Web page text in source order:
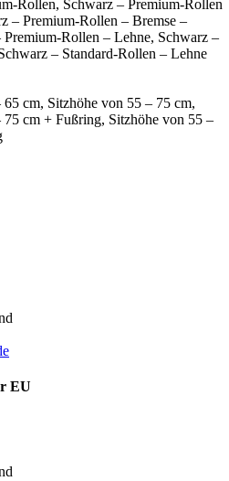
Rollen, Schwarz – Premium-Rollen
– Premium-Rollen – Bremse –
Rollen – Lehne, Schwarz –
– Standard-Rollen – Lehne
cm, Sitzhöhe von 55 – 75 cm,
75 cm + Fußring, Sitzhöhe von 55 –
EU